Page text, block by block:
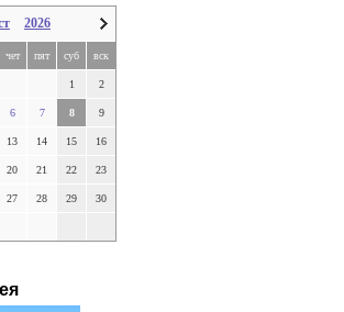
2026
чет пят суб вск
1 2
6 7 8 9
13 14 15 16
20 21 22 23
27 28 29 30